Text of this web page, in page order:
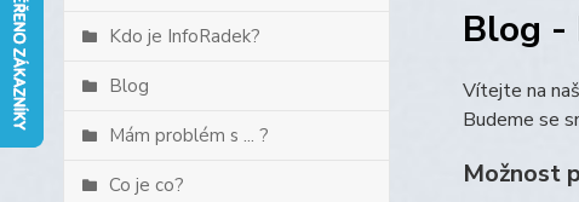
Kdo je InfoRadek?
Blog
Mám problém s ... ?
Co je co?
Blog -
Vítejte na
Budeme se
Možnost